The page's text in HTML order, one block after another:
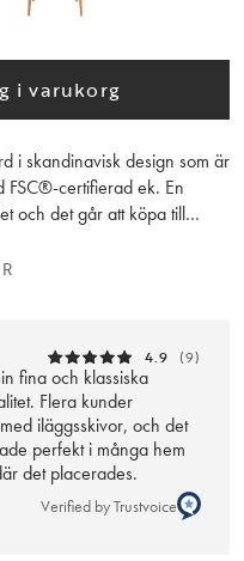
i varukorg
i skandinavisk design som är
FSC®-certifierad ek. En
och det går att köpa till
Monocoat som ger en
innebär att bordet inte
För att bevara
regelbundet underhåll
rengöring av fläckar (vid
av träytan (vid
finns i skötselrådet.
4.9 (9)
fina och klassiska
Flera kunder
iläggsskivor, och det
perfekt i många hem
det placerades.
Verified by Trustvoice